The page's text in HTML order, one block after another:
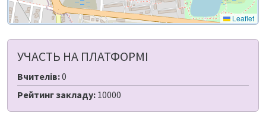
Leaflet
УЧАСТЬ НА ПЛАТФОРМІ
Вчителів:0
Рейтинг закладу: 10000